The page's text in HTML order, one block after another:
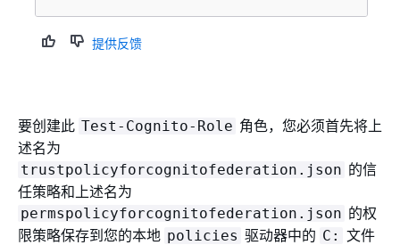
提供反馈
要创建此 Test-Cognito-Role 角色，您必须首先将上
述名为
trustpolicyforcognitofederation.json 的信
任策略和上述名为
permspolicyforcognitofederation.json 的权
限策略保存到您的本地 policies 驱动器中的 C: 文件